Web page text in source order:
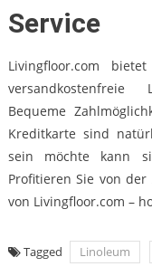
Service
Livingfloor.com
versandkostenfreie
Bequeme
Kreditkarte sind
sein möchte kann
Profitieren Sie von
von Livingfloor.com –
Tagged Linoleum